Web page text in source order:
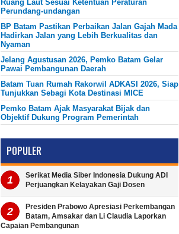
Ruang Laut Sesuai Ketentuan Peraturan
Perundang-undangan
BP Batam Pastikan Perbaikan Jalan Gajah Mada
Hadirkan Jalan yang Lebih Berkualitas dan
Nyaman
Jelang Agustusan 2026, Pemko Batam Gelar
Pawai Pembangunan Daerah
Batam Tuan Rumah Rakorwil ADKASI 2026, Siap
Tunjukkan Sebagi Kota Destinasi MICE
Pemko Batam Ajak Masyarakat Bijak dan
Objektif Dukung Program Pemerintah
POPULER
Serikat Media Siber Indonesia Dukung ADI
Perjuangkan Kelayakan Gaji Dosen
Presiden Prabowo Apresiasi Perkembangan
Batam, Amsakar dan Li Claudia Laporkan
Capaian Pembangunan